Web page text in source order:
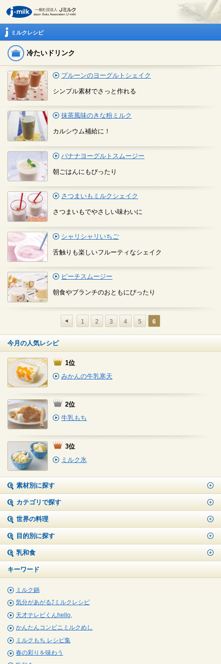
ミルクレシピ
冷たいドリンク
プルーンのヨーグルトシェイク
シンプル素材でさっと作れる
抹茶風味のきな粉ミルク
カルシウム補給に！
バナナヨーグルトスムージー
朝ごはんにもぴったり
さつまいもミルクシェイク
さつまいもでやさしい味わいに
シャリシャリいちご
舌触りも楽しいフルーティなシェイク
ピーチスムージー
朝食やブランチのおともにぴったり
1 2 3 4 5 6
今月の人気レシピ
1位
みかんの牛乳寒天
2位
牛乳もち
3位
ミルク氷
素材別に探す
カテゴリで探す
世界の料理
目的別に探す
乳和食
キーワード
ミルク鍋
気分があがる⤴ミルクレシピ
天才テレビくんhello,
かんたんコンビニミルクめし
ミルクもち レシピ集
春の彩りを味わう